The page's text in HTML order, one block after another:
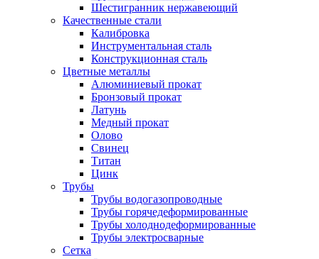
Шестигранник нержавеющий
Качественные стали
Калибровка
Инструментальная сталь
Конструкционная сталь
Цветные металлы
Алюминиевый прокат
Бронзовый прокат
Латунь
Медный прокат
Олово
Свинец
Титан
Цинк
Трубы
Трубы водогазопроводные
Трубы горячедеформированные
Трубы холоднодеформированные
Трубы электросварные
Сетка